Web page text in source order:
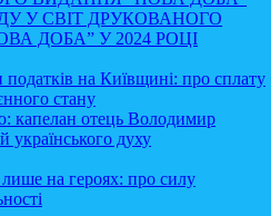
У СВІТ ДРУКОВАНОГО
ДОБА” У 2024 РОЦІ
податків на Київщині: про сплату
стану
капелан отець Володимир
українського духу
на героях: про силу